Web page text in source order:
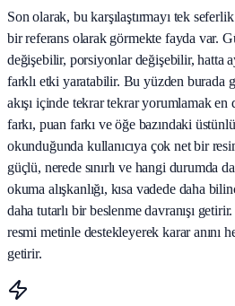
Son olarak, bu karşılaştırmayı tek
bir referans olarak görmekte fayda var.
değişebilir, porsiyonlar değişebilir, hatta
farklı etki yaratabilir. Bu yüzden burada
akışı içinde tekrar tekrar yorumlamak en
farkı, puan farkı ve öğe bazındaki
okunduğunda kullanıcıya çok net bir
güçlü, nerede sınırlı ve hangi durumda
okuma alışkanlığı, kısa vadede daha
daha tutarlı bir beslenme davranışı
resmi metinle destekleyerek karar anını
getirir.